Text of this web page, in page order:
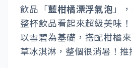
飲品「藍柑橘漂浮氣泡 」
整杯飲品看起來超級美味
以雪碧為基礎，搭配柑橘
草冰淇淋，整個很消暑！推